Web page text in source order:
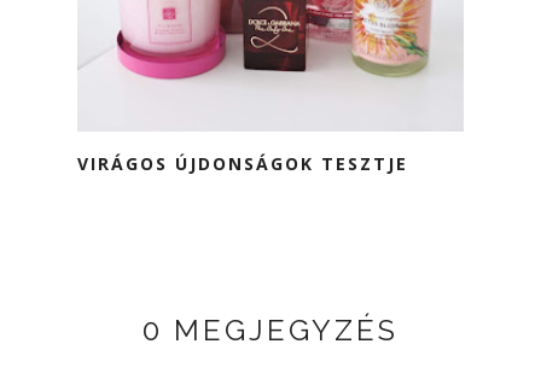
VIRÁGOS ÚJDONSÁGOK TESZTJE
0 MEGJEGYZÉS